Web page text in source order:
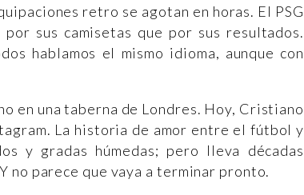
retro se agotan en horas. El PSG
sus camisetas que por sus resultados.
hablamos el mismo idioma, aunque con
en una taberna de Londres. Hoy, Cristiano
La historia de amor entre el fútbol y
y gradas húmedas; pero lleva décadas
no parece que vaya a terminar pronto.